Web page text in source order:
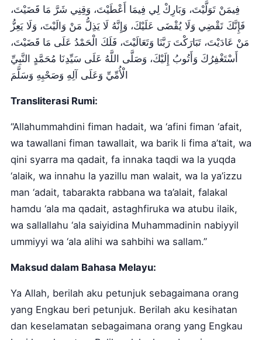
فِيمَنْ تَوَلَّيْتَ، وَبَارِكْ لِي فِيمَا أَعْطَيْتَ، وَقِنِي شَرَّ مَا قَضَيْتَ،
فَإِنَّكَ تَقْضِي وَلَا يُقْضَى عَلَيْكَ، وَإِنَّهُ لَا يَذِلُّ مَنْ وَالَيْتَ، وَلَا يَعِزُّ
مَنْ عَادَيْتَ، تَبَارَكْتَ رَبَّنَا وَتَعَالَيْتَ، فَلَكَ الْحَمْدُ عَلَى مَا قَضَيْتَ،
أَسْتَغْفِرُكَ وَأَتُوبُ إِلَيْكَ، وَصَلَّى اللَّهُ عَلَى سَيِّدِنَا مُحَمَّدٍ النَّبِيِّ
الْأُمِّيِّ وَعَلَى آلِهِ وَصَحْبِهِ وَسَلَّمَ
Transliterasi Rumi:
“Allahummahdini fiman hadait, wa ‘afini fiman ‘afait,
wa tawallani fiman tawallait, wa barik li fima a’tait, wa
qini syarra ma qadait, fa innaka taqdi wa la yuqda
‘alaik, wa innahu la yazillu man walait, wa la ya’izzu
man ‘adait, tabarakta rabbana wa ta’alait, falakal
hamdu ‘ala ma qadait, astaghfiruka wa atubu ilaik,
wa sallallahu ‘ala saiyidina Muhammadinin nabiyyil
ummiyyi wa ‘ala alihi wa sahbihi wa sallam.”
Maksud dalam Bahasa Melayu:
Ya Allah, berilah aku petunjuk sebagaimana orang
yang Engkau beri petunjuk. Berilah aku kesihatan
dan keselamatan sebagaimana orang yang Engkau